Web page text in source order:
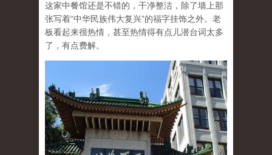
这家中餐馆还是不错的，干净整洁，除了墙上那
张写着“中华民族伟大复兴”的福字挂饰之外。老
板看起来很热情，甚至热情得有点儿潜台词太多
了，有点费解。